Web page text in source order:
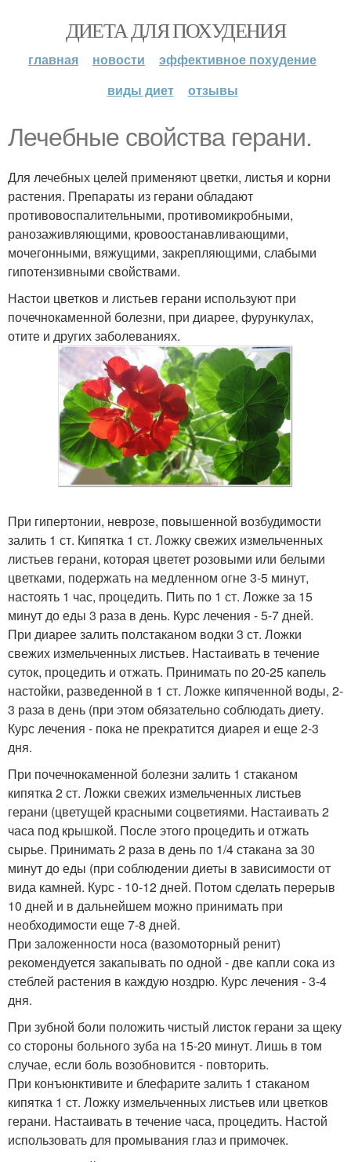
ДИЕТА ДЛЯ ПОХУДЕНИЯ
главная новости
эффективное похудение
виды диет
отзывы
Лечебные свойства герани.
Для лечебных целей применяют цветки, листья и корни
растения. Препараты из герани обладают
противовоспалительными, противомикробными,
ранозаживляющими, кровоостанавливающими,
мочегонными, вяжущими, закрепляющими, слабыми
гипотензивными свойствами.
Настои цветков и листьев герани используют при
почечнокаменной болезни, при диарее, фурункулах,
отите и других заболеваниях.
При гипертонии, неврозе, повышенной возбудимости
залить 1 ст. Кипятка 1 ст. Ложку свежих измельченных
листьев герани, которая цветет розовыми или белыми
цветками, подержать на медленном огне 3-5 минут,
настоять 1 час, процедить. Пить по 1 ст. Ложке за 15
минут до еды 3 раза в день. Курс лечения - 5-7 дней.
При диарее залить полстаканом водки 3 ст. Ложки
свежих измельченных листьев. Настаивать в течение
суток, процедить и отжать. Принимать по 20-25 капель
настойки, разведенной в 1 ст. Ложке кипяченной воды, 2-
3 раза в день (при этом обязательно соблюдать диету.
Курс лечения - пока не прекратится диарея и еще 2-3
дня.
При почечнокаменной болезни залить 1 стаканом
кипятка 2 ст. Ложки свежих измельченных листьев
герани (цветущей красными соцветиями. Настаивать 2
часа под крышкой. После этого процедить и отжать
сырье. Принимать 2 раза в день по 1/4 стакана за 30
минут до еды (при соблюдении диеты в зависимости от
вида камней. Курс - 10-12 дней. Потом сделать перерыв
10 дней и в дальнейшем можно принимать при
необходимости еще 7-8 дней.
При заложенности носа (вазомоторный ренит)
рекомендуется закапывать по одной - две капли сока из
стеблей растения в каждую ноздрю. Курс лечения - 3-4
дня.
При зубной боли положить чистый листок герани за щеку
со стороны больного зуба на 15-20 минут. Лишь в том
случае, если боль возобновится - повторить.
При конъюнктивите и блефарите залить 1 стаканом
кипятка 1 ст. Ложку измельченных листьев или цветков
герани. Настаивать в течение часа, процедить. Настой
использовать для промывания глаз и примочек.